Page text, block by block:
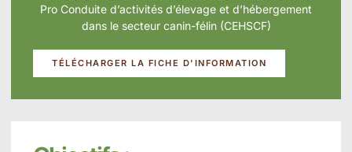
Pro Conduite d’activités d’élevage et d’hébergement
dans le secteur canin-félin (CEHSCF)
TÉLÉCHARGER LA FICHE D'INFORMATION